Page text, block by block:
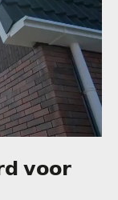
𝘃𝗼𝗼𝗿